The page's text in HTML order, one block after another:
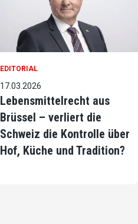
EDITORIAL
17.03.2026
Lebensmittelrecht aus
Brüssel – verliert die
Schweiz die Kontrolle über
Hof, Küche und Tradition?